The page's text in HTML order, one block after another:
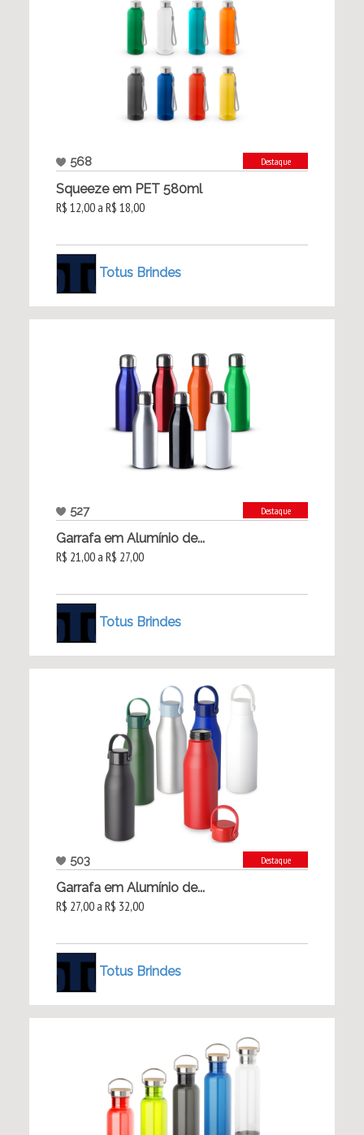
568 Destaque
Squeeze em PET 580ml
R$ 12,00 a R$ 18,00
Totus Brindes
527 Destaque
Garrafa em Alumínio de...
R$ 21,00 a R$ 27,00
Totus Brindes
503 Destaque
Garrafa em Alumínio de...
R$ 27,00 a R$ 32,00
Totus Brindes